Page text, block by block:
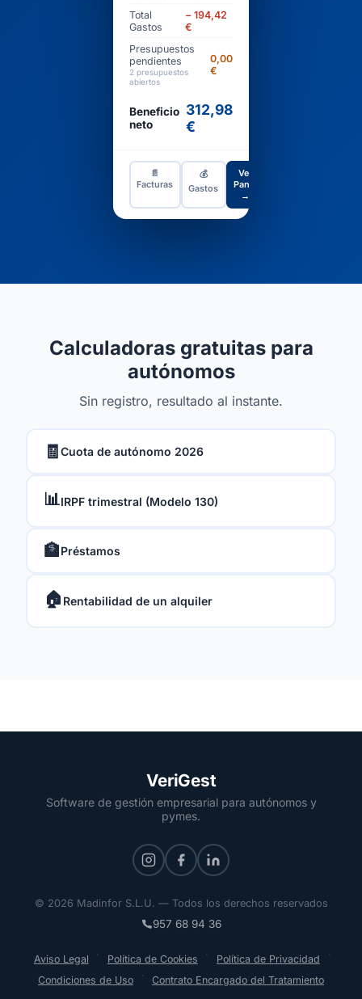
Total
Gastos
− 194,42
€
Presupuestos
pendientes
2 presupuestos
abiertos
0,00
€
Beneficio
neto
312,98
€
📄
Facturas
💰
Gastos
Ver
Panel
→
Calculadoras gratuitas para
autónomos
Sin registro, resultado al instante.
🧾Cuota de autónomo 2026
📊IRPF trimestral (Modelo 130)
🏦Préstamos
🏠 Rentabilidad de un alquiler
VeriGest
Software de gestión empresarial para autónomos y
pymes.
© 2026 Madinfor S.L.U. — Todos los derechos reservados
957 68 94 36
Aviso Legal · Política de Cookies · Política de Privacidad ·
Condiciones de Uso · Contrato Encargado del Tratamiento